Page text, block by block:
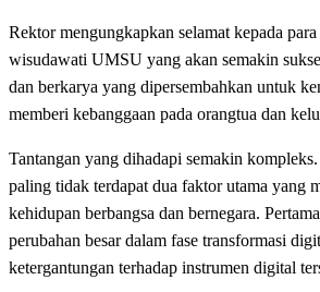
Rektor mengungkapkan selamat kepada
wisudawati UMSU yang akan semakin
dan berkarya yang dipersembahkan untuk
memberi kebanggaan pada orangtua dan
Tantangan yang dihadapi semakin
paling tidak terdapat dua faktor utama yang
kehidupan berbangsa dan bernegara.
perubahan besar dalam fase transformasi
ketergantungan terhadap instrumen digital